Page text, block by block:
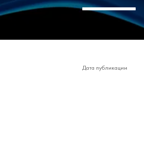
Дата публикации